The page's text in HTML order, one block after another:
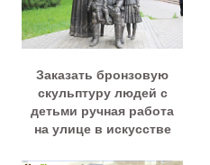
Заказать бронзовую
скульптуру людей с
детьми ручная работа
на улице в искусстве